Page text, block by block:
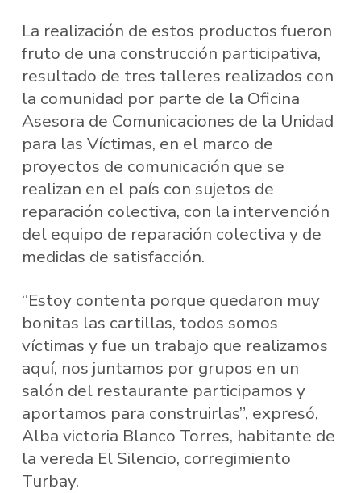
La realización de estos productos fueron
fruto de una construcción participativa,
resultado de tres talleres realizados con
la comunidad por parte de la Oficina
Asesora de Comunicaciones de la Unidad
para las Víctimas, en el marco de
proyectos de comunicación que se
realizan en el país con sujetos de
reparación colectiva, con la intervención
del equipo de reparación colectiva y de
medidas de satisfacción.
“Estoy contenta porque quedaron muy
bonitas las cartillas, todos somos
víctimas y fue un trabajo que realizamos
aquí, nos juntamos por grupos en un
salón del restaurante participamos y
aportamos para construirlas”, expresó,
Alba victoria Blanco Torres, habitante de
la vereda El Silencio, corregimiento
Turbay.